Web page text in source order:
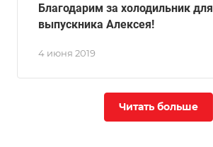
4 июня 2019
Благодарим за холодильник для
выпускника Алексея!
Читать больше